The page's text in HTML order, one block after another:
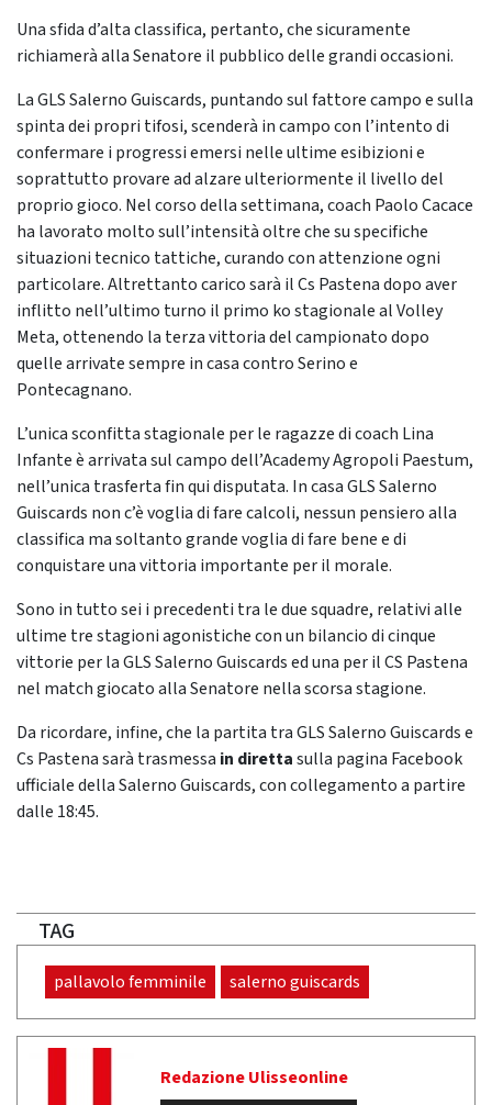
Una sfida d’alta classifica, pertanto, che sicuramente
richiamerà alla Senatore il pubblico delle grandi occasioni.
La GLS Salerno Guiscards, puntando sul fattore campo e sulla
spinta dei propri tifosi, scenderà in campo con l’intento di
confermare i progressi emersi nelle ultime esibizioni e
soprattutto provare ad alzare ulteriormente il livello del
proprio gioco. Nel corso della settimana, coach Paolo Cacace
ha lavorato molto sull’intensità oltre che su specifiche
situazioni tecnico tattiche, curando con attenzione ogni
particolare. Altrettanto carico sarà il Cs Pastena dopo aver
inflitto nell’ultimo turno il primo ko stagionale al Volley
Meta, ottenendo la terza vittoria del campionato dopo
quelle arrivate sempre in casa contro Serino e
Pontecagnano.
L’unica sconfitta stagionale per le ragazze di coach Lina
Infante è arrivata sul campo dell’Academy Agropoli Paestum,
nell’unica trasferta fin qui disputata. In casa GLS Salerno
Guiscards non c’è voglia di fare calcoli, nessun pensiero alla
classifica ma soltanto grande voglia di fare bene e di
conquistare una vittoria importante per il morale.
Sono in tutto sei i precedenti tra le due squadre, relativi alle
ultime tre stagioni agonistiche con un bilancio di cinque
vittorie per la GLS Salerno Guiscards ed una per il CS Pastena
nel match giocato alla Senatore nella scorsa stagione.
Da ricordare, infine, che la partita tra GLS Salerno Guiscards e
Cs Pastena sarà trasmessa in direttasulla pagina Facebook
ufficiale della Salerno Guiscards, con collegamento a partire
dalle 18:45.
TAG
pallavolo femminile salerno guiscards
Redazione Ulisseonline